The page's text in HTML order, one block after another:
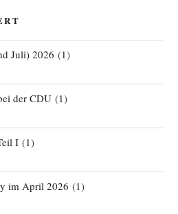
Juli) 2026 (1)
der CDU(1)
I(1)
im April 2026 (1)